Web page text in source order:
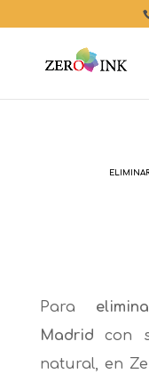
Para
Madrid con
natural, en